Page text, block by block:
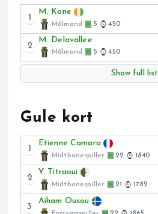
1
M. Kone
Målmand 5 450
2
M. Delavallee
Målmand 5 450
Show full list
Gule kort
1
Etienne Camara
Midtbanespiller 22 1840
2
Y. Titraoui
Midtbanespiller 21 1782
3
Aiham Ousou